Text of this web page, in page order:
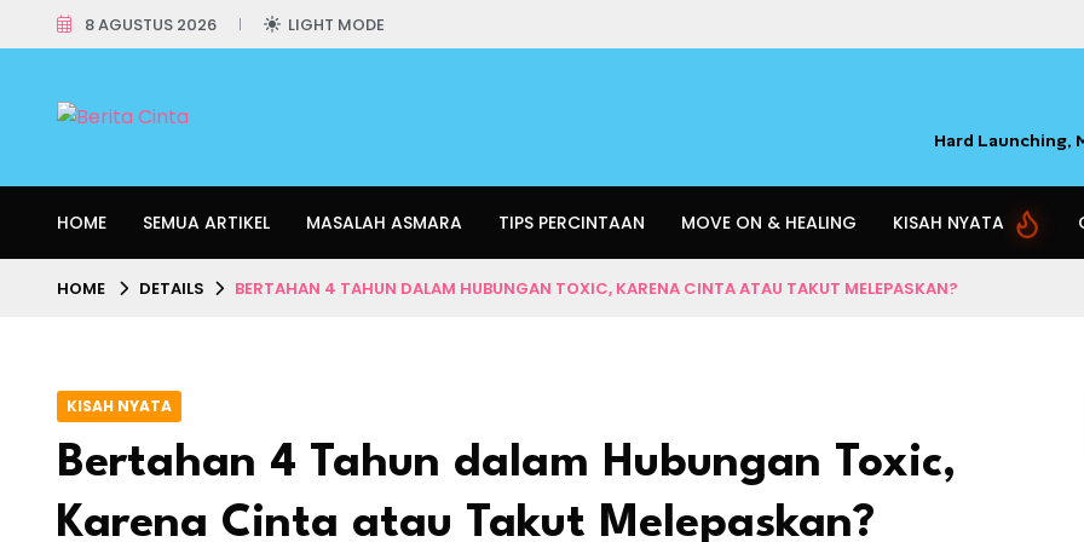
8 AGUSTUS 2026 LIGHT MODE
HOME SEMUA ARTIKEL MASALAH ASMARA TIPS PERCINTAAN MOVE ON & HEALING KISAH NYATA
HOME DETAILS BERTAHAN 4 TAHUN DALAM HUBUNGAN TOXIC, KARENA CINTA ATAU TAKUT MELEPASKAN?
KISAH NYATA
Bertahan 4 Tahun dalam Hubungan Toxic,
Karena Cinta atau Takut Melepaskan?